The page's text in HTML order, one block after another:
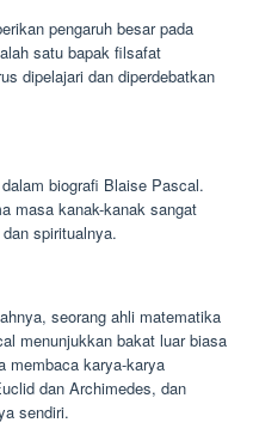
pengaruh besar pada
satu bapak filsafat
dipelajari dan diperdebatkan
biografi Blaise Pascal.
masa kanak-kanak sangat
spiritualnya.
seorang ahli matematika
menunjukkan bakat luar biasa
membaca karya-karya
dan Archimedes, dan
sendiri.